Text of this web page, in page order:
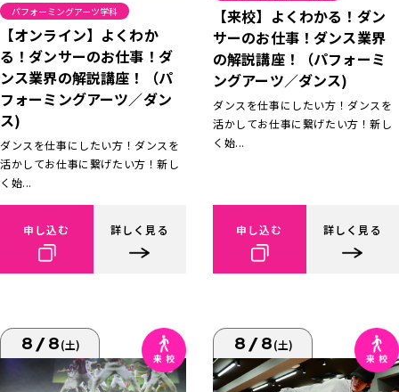
パフォーミングアーツ学科
【オンライン】よくわか
る！ダンサーのお仕事！ダ
ンス業界の解説講座！（パ
フォーミングアーツ／ダン
ス)
ダンスを仕事にしたい方！ダンスを
活かしてお仕事に繋げたい方！新し
く始...
申し込む 詳しく見る
【来校】よくわかる！ダン
サーのお仕事！ダンス業界
の解説講座！（パフォーミ
ングアーツ／ダンス)
ダンスを仕事にしたい方！ダンスを
活かしてお仕事に繋げたい方！新し
く始...
申し込む 詳しく見る
8/8(土) 8/8(土)